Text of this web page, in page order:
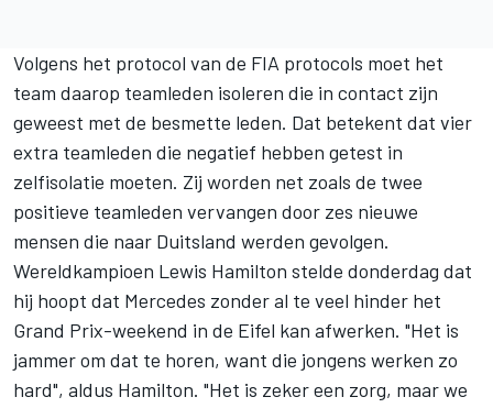
Volgens het protocol van de FIA protocols moet het
team daarop teamleden isoleren die in contact zijn
geweest met de besmette leden. Dat betekent dat vier
extra teamleden die negatief hebben getest in
zelfisolatie moeten. Zij worden net zoals de twee
positieve teamleden vervangen door zes nieuwe
mensen die naar Duitsland werden gevolgen.
Wereldkampioen Lewis Hamilton stelde donderdag dat
hij hoopt dat Mercedes zonder al te veel hinder het
Grand Prix-weekend in de Eifel kan afwerken. "Het is
jammer om dat te horen, want die jongens werken zo
hard", aldus Hamilton. "Het is zeker een zorg, maar we